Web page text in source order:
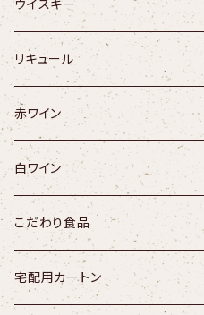
寒菊／千葉県
三千櫻／北海道
陸奥八仙／青森県
山本／秋田県
まんさくの花／秋田県
刈穂／秋田県
園乃露
さつま寿
神座
海・くじら
明るい農村
松露
九十九
壱岐の島
つくし
釈云麦
松露くろむぎ
十王
【米】よろしく千萬あるべし
【米】九代目
【黒糖】ネリヤカナヤ
【栗】ダバダ火振
ウイスキー
リキュール
赤ワイン
白ワイン
こだわり食品
宅配用カートン